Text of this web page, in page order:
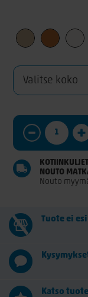
NOUTO
Nouto
Tuote ei
Katso